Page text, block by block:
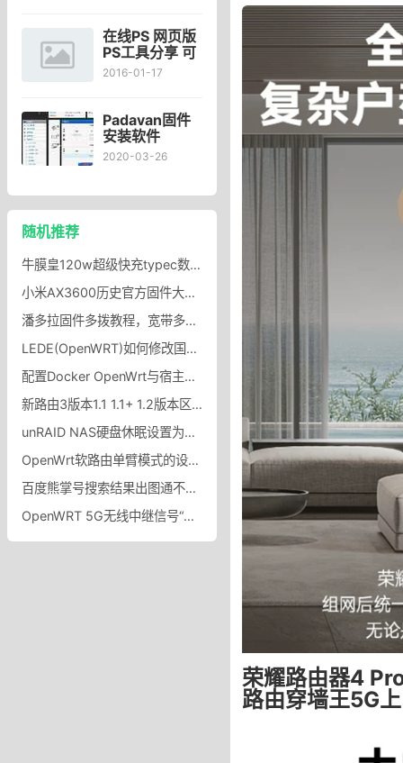
是否有冲突,程
序是否下载完
整
在线PS 网页版
PS工具分享 可
满足简单图片
片 闪图】
2016-01-17
Padavan固件
安装软件
包,7620老毛子
安装额外的软
2020-03-26
随机推荐
牛膜皇120w超级快充typec数据线180度旋转头适用华为苹果oppo安卓vivo小米手机闪充防折断tpyec保护充电线器_牛膜皇旗舰店
小米AX3600历史官方固件大全包含运营商版本和国际版本
潘多拉固件多拨教程，宽带多拨设置方法潘多拉固件多拨设置方法教程
LEDE(OpenWRT)如何修改国内软件源方法以及部分源信息备份(中科大USTC开源镜像站)
配置Docker OpenWrt与宿主机网络互通及作为网关详细教程
新路由3版本1.1 1.1+ 1.2版本区分方法——新路由3各个版本有什么区别
​unRAID NAS硬盘休眠设置为什么unRAID安装PhotoPrism后硬盘不休眠怎么办？
OpenWrt软路由单臂模式的设置教程
百度熊掌号搜索结果出图通不过审核原因及解决方法！使用七牛云导致百度搜索结果出图通不过审核
OpenWRT 5G无线中继信号“无线未开启或未关联”问题
荣耀路由器4
路由穿墙王5G